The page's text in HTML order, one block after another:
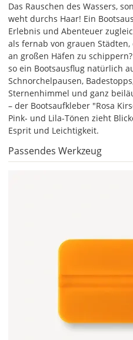
Du
den
Bootsaufkleber
1x
normal
und
1x
gespiegelt.
Im
2er-
erhältst
Passendes Werkzeug
Das Rauschen des Wassers,
weht durchs Haar! Ein
Erlebnis und Abenteuer
als fernab von grauen
an großen Häfen zu
so ein Bootsausflug natürlich
Schnorchelpausen,
Sternenhimmel und ganz
– der Bootsaufkleber "Rosa
Pink- und Lila-Tönen zieht
Esprit und Leichtigkeit.